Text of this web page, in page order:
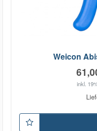
Weicon
inkl.